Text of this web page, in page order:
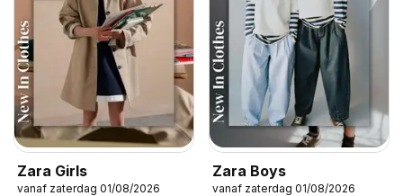
Zara Girls
vanaf zaterdag 01/08/2026
Zara Boys
vanaf zaterdag 01/08/2026